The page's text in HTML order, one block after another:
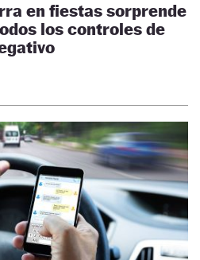
en fiestas sorprende
los controles de